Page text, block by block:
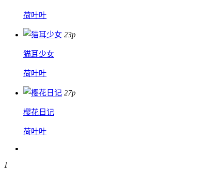
荷叶叶
23p
猫耳少女
荷叶叶
27p
樱花日记
荷叶叶
1